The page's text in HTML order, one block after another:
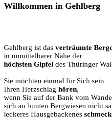
Willkommen in Gehlberg
Gehlberg ist das verträumte
in unmittelbarer Nähe der
höchsten Gipfel des Thüringer
Sie möchten einmal für Sich sein
Ihren Herzschlag hören,
wenn Sie auf der Bank vom
sich an bunten Bergwiesen nicht
leckeres Hausgebackenes